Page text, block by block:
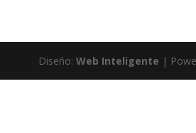
Diseño: Web Inteligente |